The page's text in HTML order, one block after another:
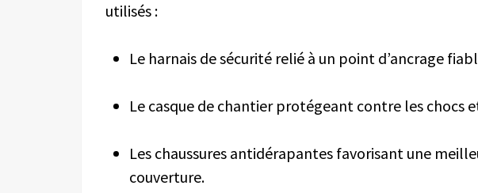
utilisés :
Le harnais de sécurité relié à un point d’ancrage
Le casque de chantier protégeant contre les chocs
Les chaussures antidérapantes favorisant une
couverture.